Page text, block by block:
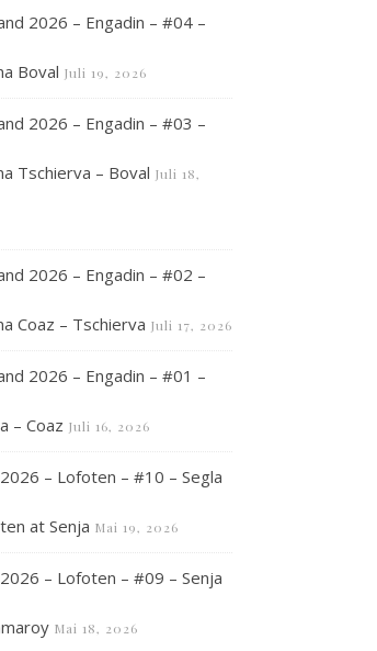
2026 – Engadin – #04 –
Boval Juli 19, 2026
2026 – Engadin – #03 –
Tschierva – Boval Juli 18,
2026 – Engadin – #02 –
Coaz – Tschierva Juli 17, 2026
2026 – Engadin – #01 –
– Coaz Juli 16, 2026
– Lofoten – #10 – Segla
at Senja Mai 19, 2026
– Lofoten – #09 – Senja
Mai 18, 2026